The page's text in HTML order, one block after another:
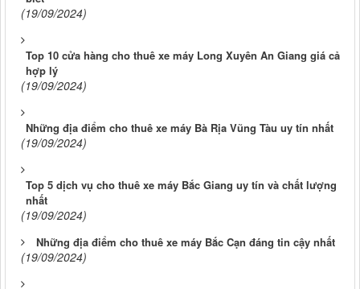
(19/09/2024)
Top 10 cửa hàng cho thuê xe máy Long Xuyên An Giang giá cả
hợp lý
(19/09/2024)
Những địa điểm cho thuê xe máy Bà Rịa Vũng Tàu uy tín nhất
(19/09/2024)
Top 5 dịch vụ cho thuê xe máy Bắc Giang uy tín và chất lượng
nhất
(19/09/2024)
Những địa điểm cho thuê xe máy Bắc Cạn đáng tin cậy nhất
(19/09/2024)